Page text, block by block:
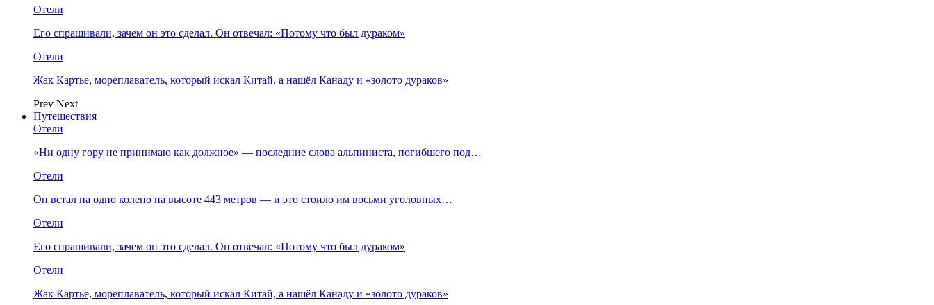
Отели
Его спрашивали, зачем он это сделал. Он отвечал: «Потому что был дураком»
Отели
Жак Картье, мореплаватель, который искал Китай, а нашёл Канаду и «золото дураков»
Prev Next
Путешествия
Отели
«Ни одну гору не принимаю как должное» — последние слова альпиниста, погибшего под…
Отели
Он встал на одно колено на высоте 443 метров — и это стоило им восьми уголовных…
Отели
Его спрашивали, зачем он это сделал. Он отвечал: «Потому что был дураком»
Отели
Жак Картье, мореплаватель, который искал Китай, а нашёл Канаду и «золото дураков»